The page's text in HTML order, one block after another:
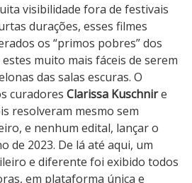
visibilidade fora de festivais
durações, esses filmes
os “primos pobres” dos
muito mais fáceis de serem
das salas escuras. O
curadores Clarissa Kuschnire
resolveram mesmo sem
e nenhum edital, lançar o
de 2023. De lá até aqui, um
e diferente foi exibido todos
em plataforma única e